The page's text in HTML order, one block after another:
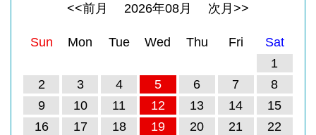
<<前月 2026年08月 次月>>
Sun Mon Tue Wed Thu Fri
Sat
1
2
3 4 5 6 7
8
9
10 11 12 13 14
15
16
17 18 19 20 21
22